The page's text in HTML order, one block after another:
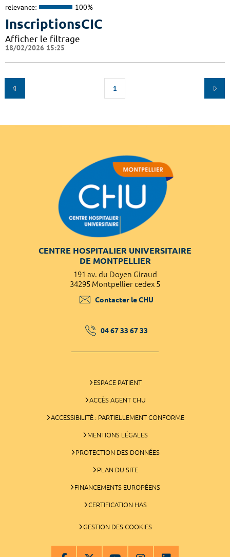
relevance: 100%
InscriptionsCIC
Afficher le filtrage
18/02/2026 15:25
1
CENTRE HOSPITALIER UNIVERSITAIRE
DE MONTPELLIER
191 av. du Doyen Giraud
34295 Montpellier cedex 5
Contacter le CHU
04 67 33 67 33
ESPACE PATIENT
ACCÈS AGENT CHU
ACCESSIBILITÉ : PARTIELLEMENT CONFORME
MENTIONS LÉGALES
PROTECTION DES DONNÉES
PLAN DU SITE
FINANCEMENTS EUROPÉENS
CERTIFICATION HAS
GESTION DES COOKIES